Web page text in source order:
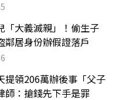
「大義滅親」！偷生子
居身份辦假證落戶
提領206萬辦後事「父子
：搶錢先下手是罪